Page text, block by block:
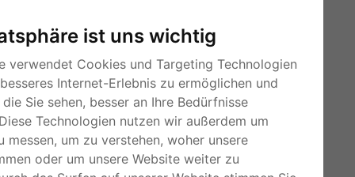
ist uns wichtig
verwendet Cookies und Targeting Technologien
Internet-Erlebnis zu ermöglichen und
Sie sehen, besser an Ihre Bedürfnisse
Technologien nutzen wir außerdem um
messen, um zu verstehen, woher unsere
oder um unsere Website weiter zu
RSS-Feeds
Für Webmaster